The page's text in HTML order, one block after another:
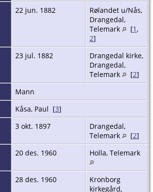
22 jun. 1882
Rølandet u/Nås,
Drangedal,
Telemark
[1 ,
2]
23 jul. 1882
Drangedal kirke,
Drangedal,
Telemark
[2]
Mann
Kåsa, Paul [3]
3 okt. 1897
Drangedal,
Telemark
[2]
20 des. 1960 Holla, Telemark
28 des. 1960
Kronborg
kirkegård,